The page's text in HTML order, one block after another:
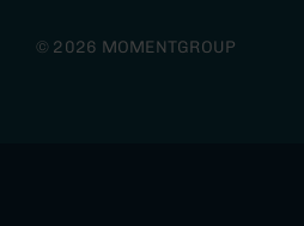
© 2026 MOMENTGROUP